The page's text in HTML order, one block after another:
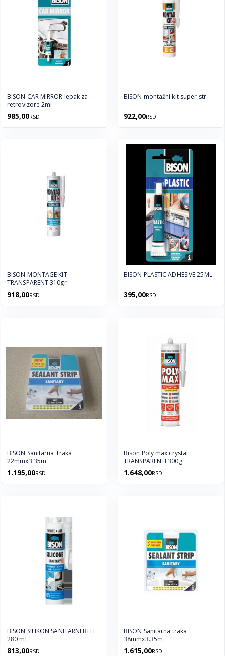
BISON CAR MIRROR lepak za
retrovizore 2ml
985,00RSD
BISON montažni kit super str.
922,00RSD
BISON MONTAGE KIT
TRANSPARENT 310gr
918,00RSD
BISON PLASTIC ADHESIVE 25ML
395,00RSD
BISON Sanitarna Traka
22mmx3.35m
1.195,00RSD
Bison Poly max crystal
TRANSPARENTI 300g
1.648,00RSD
BISON SILIKON SANITARNI BELI
280 ml
813,00RSD
BISON Sanitarna traka
38mmx3.35m
1.615,00RSD